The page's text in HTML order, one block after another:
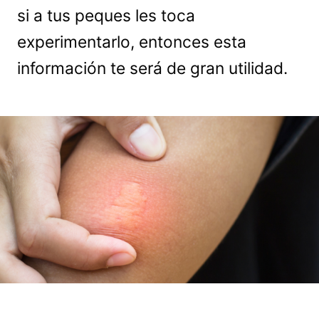
si a tus peques les toca
experimentarlo, entonces esta
información te será de gran utilidad.